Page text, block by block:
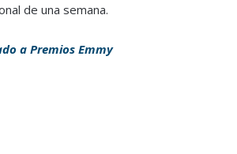
de una semana.
a Premios Emmy